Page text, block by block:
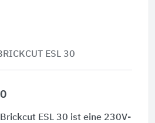
ESL 30
ESL 30 ist eine 230V-